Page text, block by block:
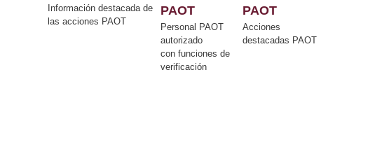
Información destacada de
las acciones PAOT
PAOT
Personal PAOT
autorizado
con funciones de
verificación
PAOT
Acciones
destacadas PAOT